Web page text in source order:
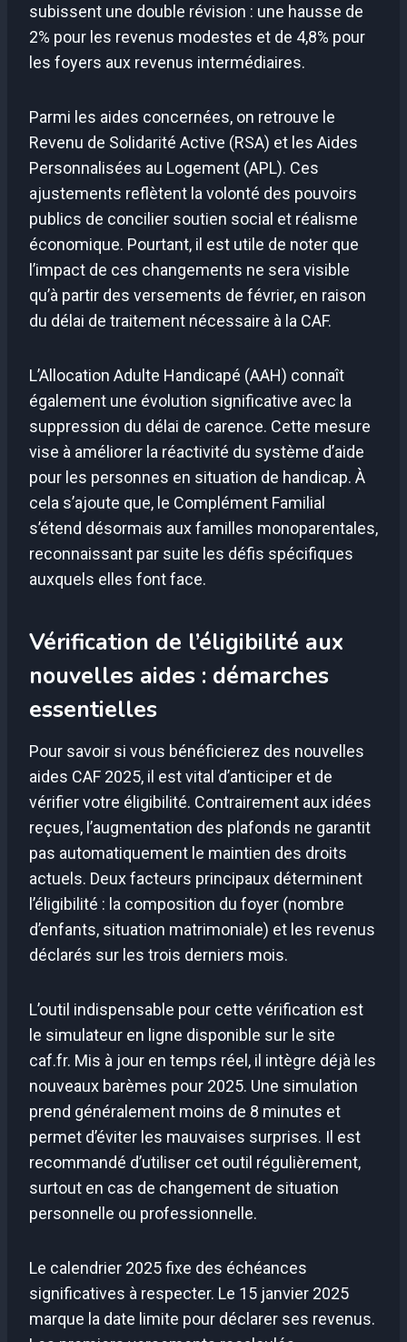
subissent une double révision : une hausse de
2% pour les revenus modestes et de 4,8% pour
les foyers aux revenus intermédiaires.
Parmi les aides concernées, on retrouve le
Revenu de Solidarité Active (RSA) et les Aides
Personnalisées au Logement (APL). Ces
ajustements reflètent la volonté des pouvoirs
publics de concilier soutien social et réalisme
économique. Pourtant, il est utile de noter que
l’impact de ces changements ne sera visible
qu’à partir des versements de février, en raison
du délai de traitement nécessaire à la CAF.
L’Allocation Adulte Handicapé (AAH) connaît
également une évolution significative avec la
suppression du délai de carence. Cette mesure
vise à améliorer la réactivité du système d’aide
pour les personnes en situation de handicap. À
cela s’ajoute que, le Complément Familial
s’étend désormais aux familles monoparentales,
reconnaissant par suite les défis spécifiques
auxquels elles font face.
Vérification de l’éligibilité aux
nouvelles aides : démarches
essentielles
Pour savoir si vous bénéficierez des nouvelles
aides CAF 2025, il est vital d’anticiper et de
vérifier votre éligibilité. Contrairement aux idées
reçues, l’augmentation des plafonds ne garantit
pas automatiquement le maintien des droits
actuels. Deux facteurs principaux déterminent
l’éligibilité : la composition du foyer (nombre
d’enfants, situation matrimoniale) et les revenus
déclarés sur les trois derniers mois.
L’outil indispensable pour cette vérification est
le simulateur en ligne disponible sur le site
caf.fr. Mis à jour en temps réel, il intègre déjà les
nouveaux barèmes pour 2025. Une simulation
prend généralement moins de 8 minutes et
permet d’éviter les mauvaises surprises. Il est
recommandé d’utiliser cet outil régulièrement,
surtout en cas de changement de situation
personnelle ou professionnelle.
Le calendrier 2025 fixe des échéances
significatives à respecter. Le 15 janvier 2025
marque la date limite pour déclarer ses revenus.